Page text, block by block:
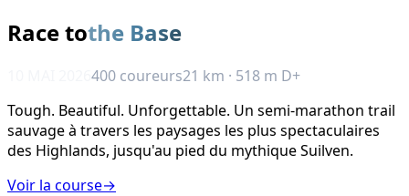
Race tothe Base
400 coureurs21 km · 518 m D+
Tough. Beautiful. Unforgettable. Un semi-marathon trail
sauvage à travers les paysages les plus spectaculaires
des Highlands, jusqu'au pied du mythique Suilven.
Voir la course→